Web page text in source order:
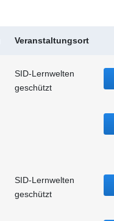
Veranstaltungsort
SID-Lernwelten
geschützt
SID-Lernwelten
geschützt